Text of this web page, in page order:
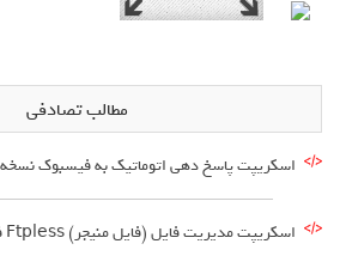
مطالب تصادفی
اسکریپت پاسخ دهی اتوماتیک به فیسبوک نسخه ۱.۱
اسکریپت مدیریت فایل (فایل منیجر) Ftpless فارسی